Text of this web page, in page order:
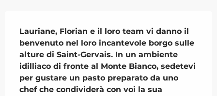
Lauriane, Florian e il loro team vi danno il
benvenuto nel loro incantevole borgo sulle
alture di Saint-Gervais. In un ambiente
idilliaco di fronte al Monte Bianco, sedetevi
per gustare un pasto preparato da uno
chef che condividerà con voi la sua